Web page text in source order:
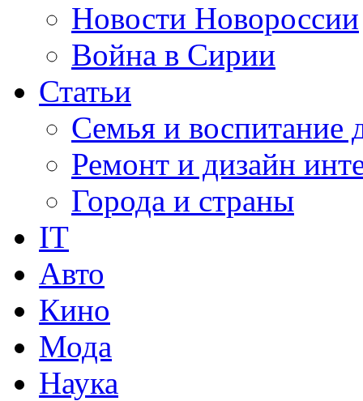
Новости Новороссии
Война в Сирии
Статьи
Семья и воспитание
Ремонт и дизайн
Города и страны
IT
Авто
Кино
Мода
Наука